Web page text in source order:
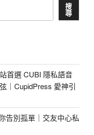
搜
尋
首選 CUBI 隱私語音
｜CupidPress 愛神引
告別孤單｜交友中心私